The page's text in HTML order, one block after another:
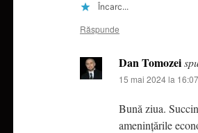
Încarc...
Răspunde
Dan Tomozei
15 mai 2024 la 16:07
Bună ziua.
amenințările